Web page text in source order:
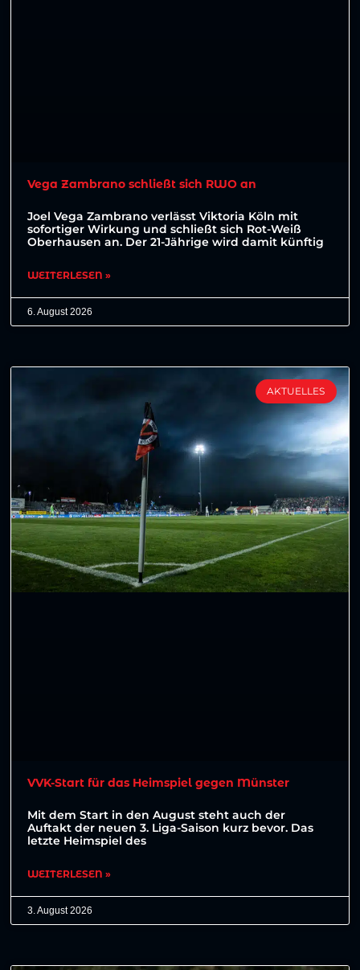
Vega Zambrano schließt sich RWO an
Joel Vega Zambrano verlässt Viktoria Köln mit
sofortiger Wirkung und schließt sich Rot-Weiß
Oberhausen an. Der 21-Jährige wird damit künftig
WEITERLESEN »
6. August 2026
AKTUELLES
VVK-Start für das Heimspiel gegen Münster
Mit dem Start in den August steht auch der
Auftakt der neuen 3. Liga-Saison kurz bevor. Das
letzte Heimspiel des
WEITERLESEN »
3. August 2026